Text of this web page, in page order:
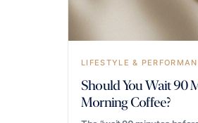
LIFESTYLE &
Should You Wait 90
Morning Coffee?